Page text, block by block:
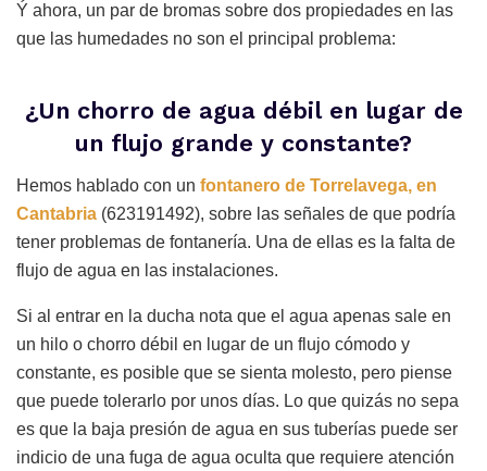
Ý ahora, un par de bromas sobre dos propiedades en las
que las humedades no son el principal problema:
¿Un chorro de agua débil en lugar de
un flujo grande y constante?
Hemos hablado con un fontanero de Torrelavega, en
Cantabria (623191492), sobre las señales de que podría
tener problemas de fontanería. Una de ellas es la falta de
flujo de agua en las instalaciones.
Si al entrar en la ducha nota que el agua apenas sale en
un hilo o chorro débil en lugar de un flujo cómodo y
constante, es posible que se sienta molesto, pero piense
que puede tolerarlo por unos días. Lo que quizás no sepa
es que la baja presión de agua en sus tuberías puede ser
indicio de una fuga de agua oculta que requiere atención